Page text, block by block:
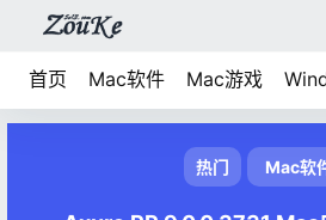
首页 Mac软件 Mac游戏
热门 Mac软